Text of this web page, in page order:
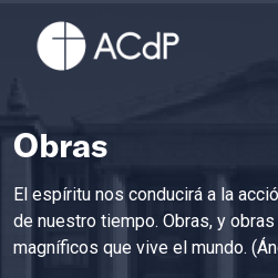
Obras
El espíritu nos conducirá a la
de nuestro tiempo. Obras, y
magníficos que vive el mundo.